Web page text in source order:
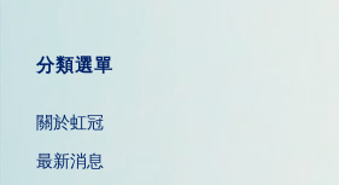
分類選單
關於虹冠
最新消息